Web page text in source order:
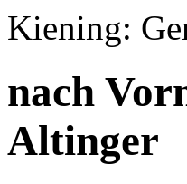
Kiening:
nach
Altinger